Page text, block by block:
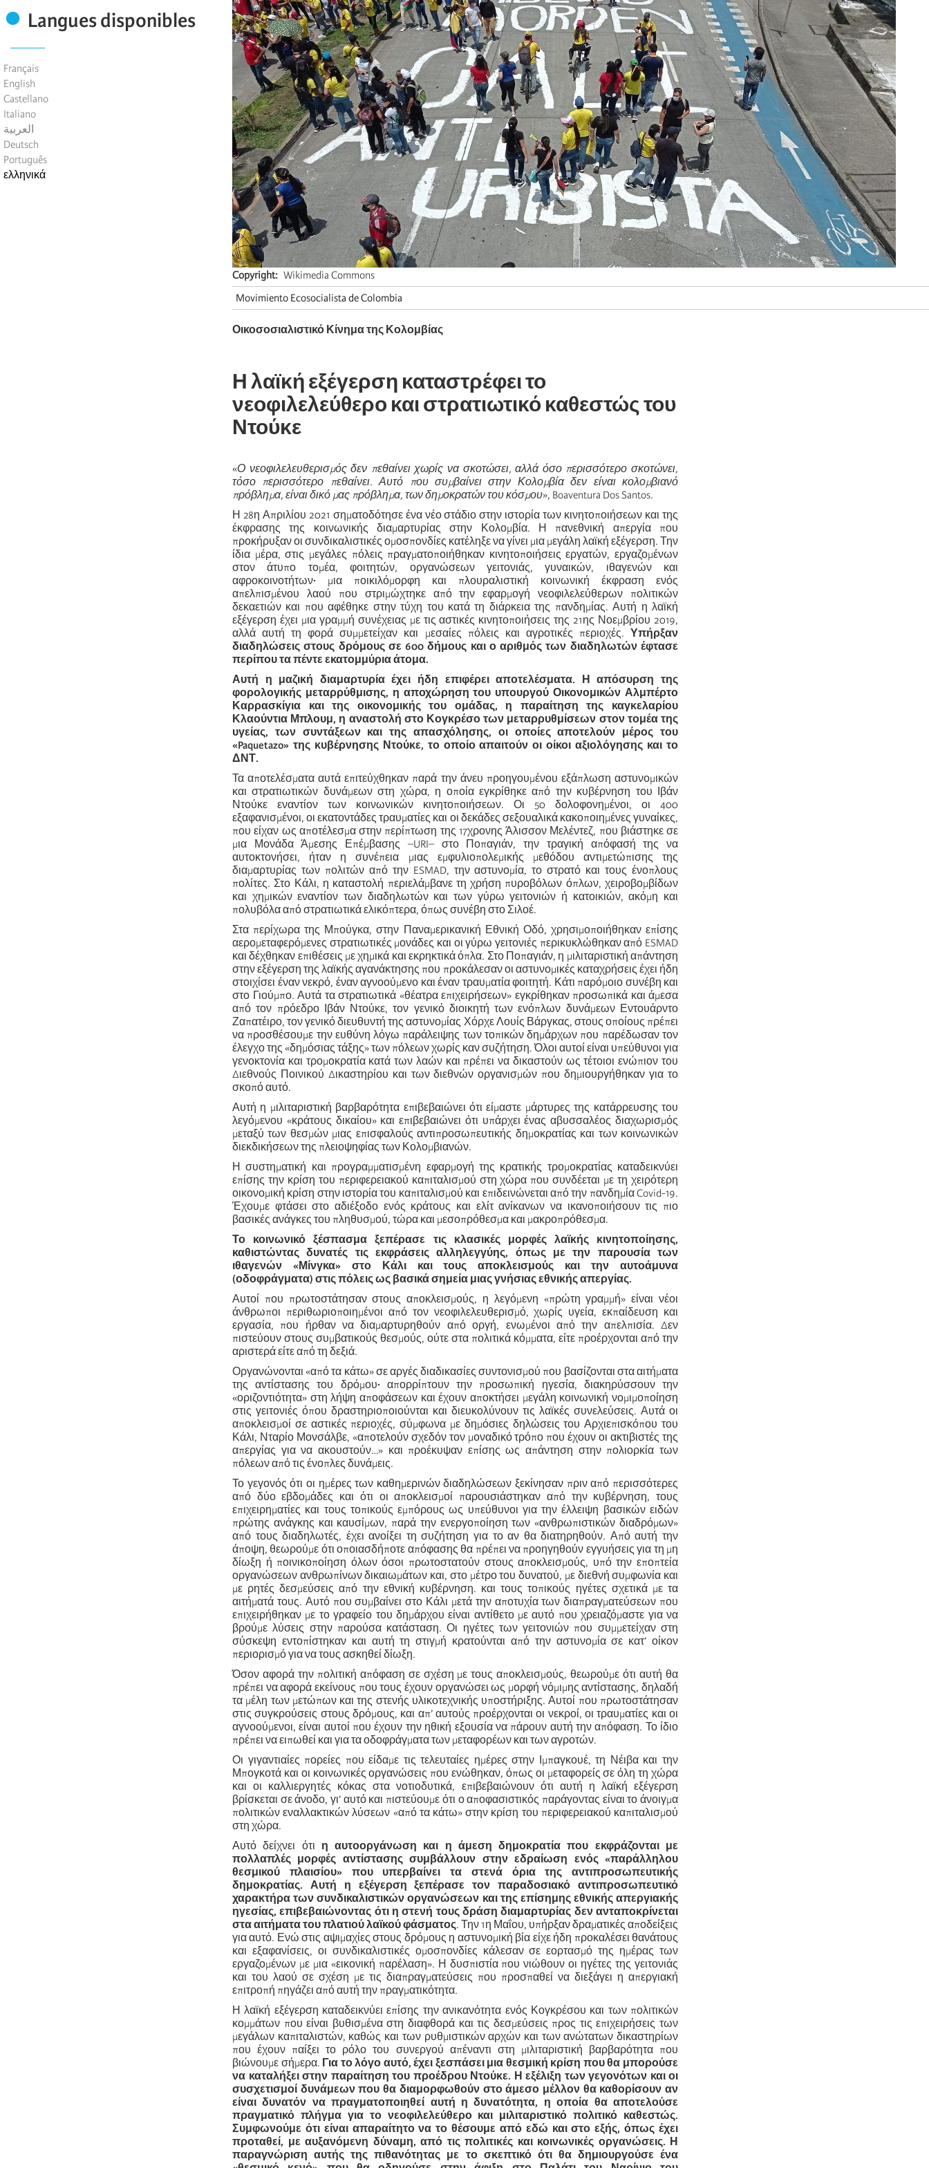
Langues disponibles
Français
English
Castellano
Italiano
العربية
Deutsch
Português
ελληνικά
Copyright
Wikimedia Commons
Movimiento Ecosocialista de Colombia
Οικοσοσιαλιστικό Κίνημα της Κολομβίας
Η λαϊκή εξέγερση καταστρέφει το
νεοφιλελεύθερο και στρατιωτικό καθεστώς του
Ντούκε
«Ο νεοφιλελευθερισμός δεν πεθαίνει χωρίς να σκοτώσει, αλλά όσο περισσότερο σκοτώνει,
τόσο περισσότερο πεθαίνει. Αυτό που συμβαίνει στην Κολομβία δεν είναι κολομβιανό
πρόβλημα, είναι δικό μας πρόβλημα, των δημοκρατών του κόσμου», Boaventura Dos Santos.
Η 28η Απριλίου 2021 σηματοδότησε ένα νέο στάδιο στην ιστορία των κινητοποιήσεων και της
έκφρασης της κοινωνικής διαμαρτυρίας στην Κολομβία. Η πανεθνική απεργία που
προκήρυξαν οι συνδικαλιστικές ομοσπονδίες κατέληξε να γίνει μια μεγάλη λαϊκή εξέγερση. Την
ίδια μέρα, στις μεγάλες πόλεις πραγματοποιήθηκαν κινητοποιήσεις εργατών, εργαζομένων
στον άτυπο τομέα, φοιτητών, οργανώσεων γειτονιάς, γυναικών, ιθαγενών και
αφροκοινοτήτων· μια ποικιλόμορφη και πλουραλιστική κοινωνική έκφραση ενός
απελπισμένου λαού που στριμώχτηκε από την εφαρμογή νεοφιλελεύθερων πολιτικών
δεκαετιών και που αφέθηκε στην τύχη του κατά τη διάρκεια της πανδημίας. Αυτή η λαϊκή
εξέγερση έχει μια γραμμή συνέχειας με τις αστικές κινητοποιήσεις της 21ης Νοεμβρίου 2019,
αλλά αυτή τη φορά συμμετείχαν και μεσαίες πόλεις και αγροτικές περιοχές. Υπήρξαν
διαδηλώσεις στους δρόμους σε 600 δήμους και ο αριθμός των διαδηλωτών έφτασε
περίπου τα πέντε εκατομμύρια άτομα.
Αυτή η μαζική διαμαρτυρία έχει ήδη επιφέρει αποτελέσματα. Η απόσυρση της
φορολογικής μεταρρύθμισης, η αποχώρηση του υπουργού Οικονομικών Αλμπέρτο
Καρρασκίγια και της οικονομικής του ομάδας, η παραίτηση της καγκελαρίου
Κλαούντια Μπλουμ, η αναστολή στο Κογκρέσο των μεταρρυθμίσεων στον τομέα της
υγείας, των συντάξεων και της απασχόλησης, οι οποίες αποτελούν μέρος του
«Paquetazo» της κυβέρνησης Ντούκε, το οποίο απαιτούν οι οίκοι αξιολόγησης και το
ΔΝΤ.
Τα αποτελέσματα αυτά επιτεύχθηκαν παρά την άνευ προηγουμένου εξάπλωση αστυνομικών
και στρατιωτικών δυνάμεων στη χώρα, η οποία εγκρίθηκε από την κυβέρνηση του Ιβάν
Ντούκε εναντίον των κοινωνικών κινητοποιήσεων. Οι 50 δολοφονημένοι, οι 400
εξαφανισμένοι, οι εκατοντάδες τραυματίες και οι δεκάδες σεξουαλικά κακοποιημένες γυναίκες,
που είχαν ως αποτέλεσμα στην περίπτωση της 17χρονης Άλισσον Μελέντεζ, που βιάστηκε σε
μια Μονάδα Άμεσης Επέμβασης –URI– στο Ποπαγιάν, την τραγική απόφασή της να
αυτοκτονήσει, ήταν η συνέπεια μιας εμφυλιοπολεμικής μεθόδου αντιμετώπισης της
διαμαρτυρίας των πολιτών από την ESMAD, την αστυνομία, το στρατό και τους ένοπλους
πολίτες. Στο Κάλι, η καταστολή περιελάμβανε τη χρήση πυροβόλων όπλων, χειροβομβίδων
και χημικών εναντίον των διαδηλωτών και των γύρω γειτονιών ή κατοικιών, ακόμη και
πολυβόλα από στρατιωτικά ελικόπτερα, όπως συνέβη στο Σιλοέ.
Στα περίχωρα της Μπούγκα, στην Παναμερικανική Εθνική Οδό, χρησιμοποιήθηκαν επίσης
αερομεταφερόμενες στρατιωτικές μονάδες και οι γύρω γειτονιές περικυκλώθηκαν από ESMAD
και δέχθηκαν επιθέσεις με χημικά και εκρηκτικά όπλα. Στο Ποπαγιάν, η μιλιταριστική απάντηση
στην εξέγερση της λαϊκής αγανάκτησης που προκάλεσαν οι αστυνομικές καταχρήσεις έχει ήδη
στοιχίσει έναν νεκρό, έναν αγνοούμενο και έναν τραυματία φοιτητή. Κάτι παρόμοιο συνέβη και
στο Γιούμπο. Αυτά τα στρατιωτικά «θέατρα επιχειρήσεων» εγκρίθηκαν προσωπικά και άμεσα
από τον πρόεδρο Ιβάν Ντούκε, τον γενικό διοικητή των ενόπλων δυνάμεων Εντουάρντο
Ζαπατέιρο, τον γενικό διευθυντή της αστυνομίας Χόρχε Λουίς Βάργκας, στους οποίους πρέπει
να προσθέσουμε την ευθύνη λόγω παράλειψης των τοπικών δημάρχων που παρέδωσαν τον
έλεγχο της «δημόσιας τάξης» των πόλεων χωρίς καν συζήτηση. Όλοι αυτοί είναι υπεύθυνοι για
γενοκτονία και τρομοκρατία κατά των λαών και πρέπει να δικαστούν ως τέτοιοι ενώπιον του
Διεθνούς Ποινικού Δικαστηρίου και των διεθνών οργανισμών που δημιουργήθηκαν για το
σκοπό αυτό.
Αυτή η μιλιταριστική βαρβαρότητα επιβεβαιώνει ότι είμαστε μάρτυρες της κατάρρευσης του
λεγόμενου «κράτους δικαίου» και επιβεβαιώνει ότι υπάρχει ένας αβυσσαλέος διαχωρισμός
μεταξύ των θεσμών μιας επισφαλούς αντιπροσωπευτικής δημοκρατίας και των κοινωνικών
διεκδικήσεων της πλειοψηφίας των Κολομβιανών.
Η συστηματική και προγραμματισμένη εφαρμογή της κρατικής τρομοκρατίας καταδεικνύει
επίσης την κρίση του περιφερειακού καπιταλισμού στη χώρα που συνδέεται με τη χειρότερη
οικονομική κρίση στην ιστορία του καπιταλισμού και επιδεινώνεται από την πανδημία Covid-19.
Έχουμε φτάσει στο αδιέξοδο ενός κράτους και ελίτ ανίκανων να ικανοποιήσουν τις πιο
βασικές ανάγκες του πληθυσμού, τώρα και μεσοπρόθεσμα και μακροπρόθεσμα.
Το κοινωνικό ξέσπασμα ξεπέρασε τις κλασικές μορφές λαϊκής κινητοποίησης,
καθιστώντας δυνατές τις εκφράσεις αλληλεγγύης, όπως με την παρουσία των
ιθαγενών «Μίνγκα» στο Κάλι και τους αποκλεισμούς και την αυτοάμυνα
(οδοφράγματα) στις πόλεις ως βασικά σημεία μιας γνήσιας εθνικής απεργίας.
Αυτοί που πρωτοστάτησαν στους αποκλεισμούς, η λεγόμενη «πρώτη γραμμή» είναι νέοι
άνθρωποι περιθωριοποιημένοι από τον νεοφιλελευθερισμό, χωρίς υγεία, εκπαίδευση και
εργασία, που ήρθαν να διαμαρτυρηθούν από οργή, ενωμένοι από την απελπισία. Δεν
πιστεύουν στους συμβατικούς θεσμούς, ούτε στα πολιτικά κόμματα, είτε προέρχονται από την
αριστερά είτε από τη δεξιά.
Οργανώνονται «από τα κάτω» σε αργές διαδικασίες συντονισμού που βασίζονται στα αιτήματα
της αντίστασης του δρόμου· απορρίπτουν την προσωπική ηγεσία, διακηρύσσουν την
«οριζοντιότητα» στη λήψη αποφάσεων και έχουν αποκτήσει μεγάλη κοινωνική νομιμοποίηση
στις γειτονιές όπου δραστηριοποιούνται και διευκολύνουν τις λαϊκές συνελεύσεις. Αυτά οι
αποκλεισμοί σε αστικές περιοχές, σύμφωνα με δημόσιες δηλώσεις του Αρχιεπισκόπου του
Κάλι, Νταρίο Μονσάλβε, «αποτελούν σχεδόν τον μοναδικό τρόπο που έχουν οι ακτιβιστές της
απεργίας για να ακουστούν…» και προέκυψαν επίσης ως απάντηση στην πολιορκία των
πόλεων από τις ένοπλες δυνάμεις.
Το γεγονός ότι οι ημέρες των καθημερινών διαδηλώσεων ξεκίνησαν πριν από περισσότερες
από δύο εβδομάδες και ότι οι αποκλεισμοί παρουσιάστηκαν από την κυβέρνηση, τους
επιχειρηματίες και τους τοπικούς εμπόρους ως υπεύθυνοι για την έλλειψη βασικών ειδών
πρώτης ανάγκης και καυσίμων, παρά την ενεργοποίηση των «ανθρωπιστικών διαδρόμων»
από τους διαδηλωτές, έχει ανοίξει τη συζήτηση για το αν θα διατηρηθούν. Από αυτή την
άποψη, θεωρούμε ότι οποιασδήποτε απόφασης θα πρέπει να προηγηθούν εγγυήσεις για τη μη
δίωξη ή ποινικοποίηση όλων όσοι πρωτοστατούν στους αποκλεισμούς, υπό την εποπτεία
οργανώσεων ανθρωπίνων δικαιωμάτων και, στο μέτρο του δυνατού, με διεθνή συμφωνία και
με ρητές δεσμεύσεις από την εθνική κυβέρνηση. και τους τοπικούς ηγέτες σχετικά με τα
αιτήματά τους. Αυτό που συμβαίνει στο Κάλι μετά την αποτυχία των διαπραγματεύσεων που
επιχειρήθηκαν με το γραφείο του δημάρχου είναι αντίθετο με αυτό που χρειαζόμαστε για να
βρούμε λύσεις στην παρούσα κατάσταση. Οι ηγέτες των γειτονιών που συμμετείχαν στη
σύσκεψη εντοπίστηκαν και αυτή τη στιγμή κρατούνται από την αστυνομία σε κατ’ οίκον
περιορισμό για να τους ασκηθεί δίωξη.
Όσον αφορά την πολιτική απόφαση σε σχέση με τους αποκλεισμούς, θεωρούμε ότι αυτή θα
πρέπει να αφορά εκείνους που τους έχουν οργανώσει ως μορφή νόμιμης αντίστασης, δηλαδή
τα μέλη των μετώπων και της στενής υλικοτεχνικής υποστήριξης. Αυτοί που πρωτοστάτησαν
στις συγκρούσεις στους δρόμους, και απ’ αυτούς προέρχονται οι νεκροί, οι τραυματίες και οι
αγνοούμενοι, είναι αυτοί που έχουν την ηθική εξουσία να πάρουν αυτή την απόφαση. Το ίδιο
πρέπει να ειπωθεί και για τα οδοφράγματα των μεταφορέων και των αγροτών.
Οι γιγαντιαίες πορείες που είδαμε τις τελευταίες ημέρες στην Ιμπαγκουέ, τη Νέιβα και την
Μπογκοτά και οι κοινωνικές οργανώσεις που ενώθηκαν, όπως οι μεταφορείς σε όλη τη χώρα
και οι καλλιεργητές κόκας στα νοτιοδυτικά, επιβεβαιώνουν ότι αυτή η λαϊκή εξέγερση
βρίσκεται σε άνοδο, γι’ αυτό και πιστεύουμε ότι ο αποφασιστικός παράγοντας είναι το άνοιγμα
πολιτικών εναλλακτικών λύσεων «από τα κάτω» στην κρίση του περιφερειακού καπιταλισμού
στη χώρα.
Αυτό δείχνει ότι η αυτοοργάνωση και η άμεση δημοκρατία που εκφράζονται με
πολλαπλές μορφές αντίστασης συμβάλλουν στην εδραίωση ενός «παράλληλου
θεσμικού πλαισίου» που υπερβαίνει τα στενά όρια της αντιπροσωπευτικής
δημοκρατίας. Αυτή η εξέγερση ξεπέρασε τον παραδοσιακό αντιπροσωπευτικό
χαρακτήρα των συνδικαλιστικών οργανώσεων και της επίσημης εθνικής απεργιακής
ηγεσίας, επιβεβαιώνοντας ότι η στενή τους δράση διαμαρτυρίας δεν ανταποκρίνεται
στα αιτήματα του πλατιού λαϊκού φάσματος. Την 1η Μαΐου, υπήρξαν δραματικές αποδείξεις
για αυτό. Ενώ στις αψιμαχίες στους δρόμους η αστυνομική βία είχε ήδη προκαλέσει θανάτους
και εξαφανίσεις, οι συνδικαλιστικές ομοσπονδίες κάλεσαν σε εορτασμό της ημέρας των
εργαζομένων με μια «εικονική παρέλαση». Η δυσπιστία που νιώθουν οι ηγέτες της γειτονιάς
και του λαού σε σχέση με τις διαπραγματεύσεις που προσπαθεί να διεξάγει η απεργιακή
επιτροπή πηγάζει από αυτή την πραγματικότητα.
Η λαϊκή εξέγερση καταδεικνύει επίσης την ανικανότητα ενός Κογκρέσου και των πολιτικών
κομμάτων που είναι βυθισμένα στη διαφθορά και τις δεσμεύσεις προς τις επιχειρήσεις των
μεγάλων καπιταλιστών, καθώς και των ρυθμιστικών αρχών και των ανώτατων δικαστηρίων
που έχουν παίξει το ρόλο του συνεργού απέναντι στη μιλιταριστική βαρβαρότητα που
βιώνουμε σήμερα. Για το λόγο αυτό, έχει ξεσπάσει μια θεσμική κρίση που θα μπορούσε
να καταλήξει στην παραίτηση του προέδρου Ντούκε. Η εξέλιξη των γεγονότων και οι
συσχετισμοί δυνάμεων που θα διαμορφωθούν στο άμεσο μέλλον θα καθορίσουν αν
είναι δυνατόν να πραγματοποιηθεί αυτή η δυνατότητα, η οποία θα αποτελούσε
πραγματικό πλήγμα για το νεοφιλελεύθερο και μιλιταριστικό πολιτικό καθεστώς.
Συμφωνούμε ότι είναι απαραίτητο να το θέσουμε από εδώ και στο εξής, όπως έχει
προταθεί, με αυξανόμενη δύναμη, από τις πολιτικές και κοινωνικές οργανώσεις. Η
παραγνώριση αυτής της πιθανότητας με το σκεπτικό ότι θα δημιουργούσε ένα